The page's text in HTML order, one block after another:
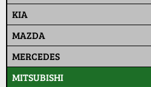
KIA
MAZDA
MERCEDES
MITSUBISHI